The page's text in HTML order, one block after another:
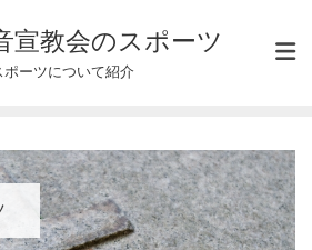
宣教会のスポーツ
ーツについて紹介